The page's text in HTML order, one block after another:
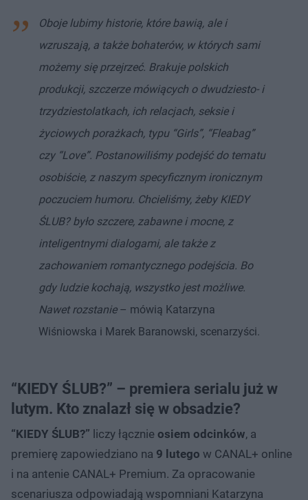
Oboje lubimy historie, które bawią, ale i
wzruszają, a także bohaterów, w których sami
możemy się przejrzeć. Brakuje polskich
produkcji, szczerze mówiących o dwudziesto- i
trzydziestolatkach, ich relacjach, seksie i
życiowych porażkach, typu “Girls”, “Fleabag”
czy “Love”. Postanowiliśmy podejść do tematu
osobiście, z naszym specyficznym ironicznym
poczuciem humoru. Chcieliśmy, żeby KIEDY
ŚLUB? było szczere, zabawne i mocne, z
inteligentnymi dialogami, ale także z
zachowaniem romantycznego podejścia. Bo
gdy ludzie kochają, wszystko jest możliwe.
Nawet rozstanie– mówią Katarzyna
Wiśniowska i Marek Baranowski, scenarzyści.
“KIEDY ŚLUB?” – premiera serialu już w
lutym. Kto znalazł się w obsadzie?
“KIEDY ŚLUB?” liczy łącznie osiem odcinków, a
premierę zapowiedziano na 9 lutego w CANAL+ online
i na antenie CANAL+ Premium. Za opracowanie
scenariusza odpowiadają wspomniani Katarzyna